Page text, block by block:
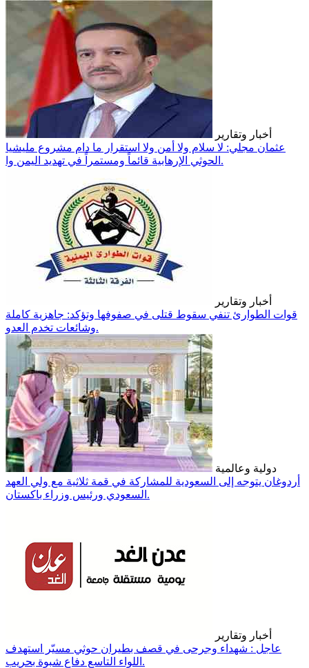
أخبار وتقارير
عثمان مجلي: لا سلام ولا أمن ولا استقرار ما دام مشروع مليشيا
الحوثي الإرهابية قائماً ومستمراً في تهديد اليمن وا.
أخبار وتقارير
قوات الطوارئ تنفي سقوط قتلى في صفوفها وتؤكد: جاهزية كاملة
وشائعات تخدم العدو.
دولية وعالمية
أردوغان يتوجه إلى السعودية للمشاركة في قمة ثلاثية مع ولي العهد
السعودي ورئيس وزراء باكستان.
أخبار وتقارير
عاجل : شهداء وجرحى في قصف بطيران حوثي مسيّر استهدف
اللواء التاسع دفاع شبوة بحريب.